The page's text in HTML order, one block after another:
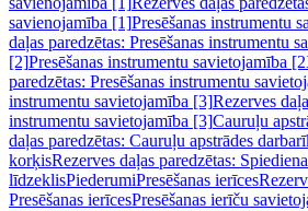
savienojamība [1]Presēšanas instrumentu
daļas paredzētas: Presēšanas instrumentu
[2]Presēšanas instrumentu savietojamība
paredzētas: Presēšanas instrumentu
instrumentu savietojamība [3]Rezerves
instrumentu savietojamība [3]Cauruļu
daļas paredzētas: Cauruļu apstrādes
korķisRezerves daļas paredzētas:
līdzeklisPiederumiPresēšanas ierīces
Presēšanas ierīcesPresēšanas ierīču